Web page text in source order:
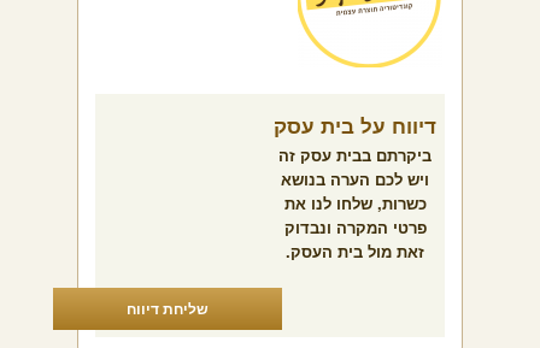
דיווח על בית עסק
ביקרתם בבית עסק זה
ויש לכם הערה בנושא
כשרות, שלחו לנו את
פרטי המקרה ונבדוק
זאת מול בית העסק.
שליחת דיווח